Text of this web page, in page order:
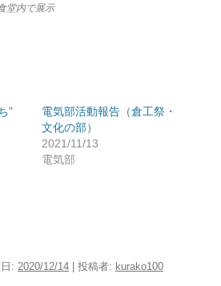
堂内で展示
”
電気部活動報告（倉工祭・
文化の部）
2021/11/13
電気部
: 2020/12/14 投稿者: kurako100